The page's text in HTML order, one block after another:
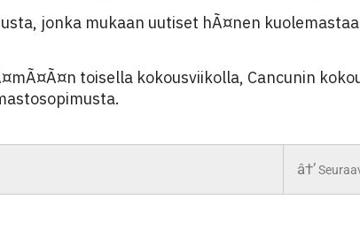
jonka mukaan uutiset hÃ¤nen
toisella kokousviikolla, Cancunin
â†’